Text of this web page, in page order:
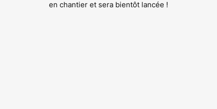
en chantier et sera bientôt lancée !